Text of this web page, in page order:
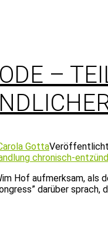
–
GottaVeröffentlicht
Hof aufmerksam,
darüber